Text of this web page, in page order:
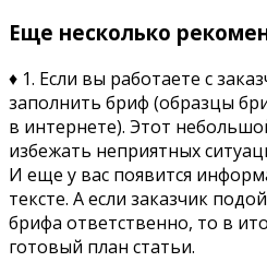
Еще несколько
♦ 1. Если вы работаете с
заполнить бриф (образцы
в интернете). Этот
избежать неприятных
И еще у вас появится
тексте. А если заказчик
брифа ответственно, то в
готовый план статьи.